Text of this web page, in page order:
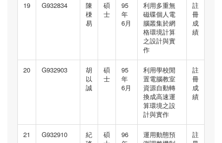
19 G932834
陳
棅
易
碩
士
95
年
6月
利用多重無
磁碟個人電
腦叢集於網
格環境計算
之設計與實
作
註
冊
成
績
20 G932903
胡
以
誠
碩
士
95
年
6月
利用學校閒
置電腦教室
資源自動轉
換成高速運
算環境之設
計與實作
註
冊
成
績
21 G932910
紀
碩
96
運用動態預
註